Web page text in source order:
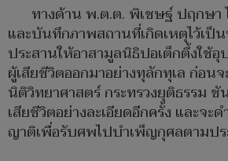
ทางด้าน พ.ต.ต. พิเชษฐ์ ปฤกษา
และบันทึกภาพสถานที่เกิดเหตุไว้เป็
ประสานให้อาสามูลนิธิปอเต็กตึ้งใช้
ผู้เสียชีวิตออกมาอย่างทุลักทุเล ก่อน
นิติวิทยาศาสตร์ กระทรวงยุติธรรม
เสียชีวิตอย่างละเอียดอีกครั้ง และจะ
ญาติเพื่อรับศพไปบำเพ็ญกุศลตามป